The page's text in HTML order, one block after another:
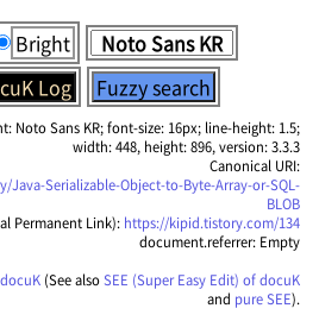
Bright
Log Fuzzy search
Noto Sans KR; font-size: 16px; line-height: 1.5;
width: 448, height: 896, version: 3.3.3
Canonical URI:
Serializable-Object-to-Byte-Array-or-SQL-
BLOB
Permanent Link): https://kipid.tistory.com/134
document.referrer: Empty
docuK (See alsoSEE (Super Easy Edit) of docuK
and pure SEE).